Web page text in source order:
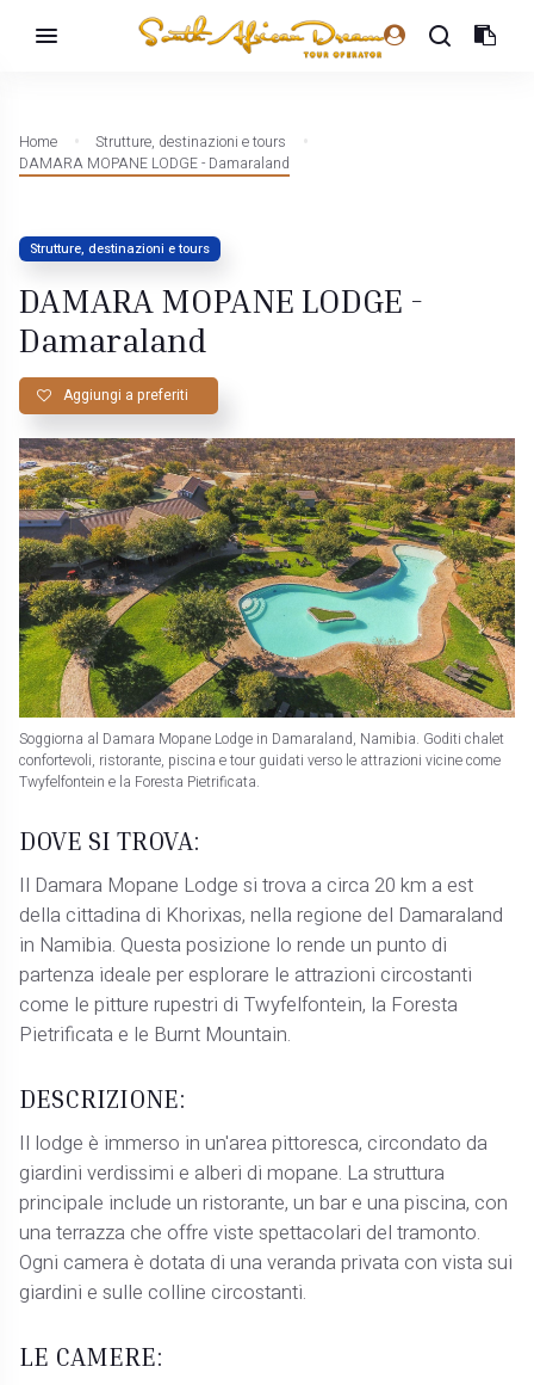
Home
Strutture, destinazioni e tours
DAMARA MOPANE LODGE - Damaraland
Strutture, destinazioni e tours
DAMARA MOPANE LODGE -
Damaraland
Aggiungi a preferiti
Soggiorna al Damara Mopane Lodge in Damaraland, Namibia. Goditi chalet
confortevoli, ristorante, piscina e tour guidati verso le attrazioni vicine come
Twyfelfontein e la Foresta Pietrificata.
DOVE SI TROVA:
Il Damara Mopane Lodge si trova a circa 20 km a est
della cittadina di Khorixas, nella regione del Damaraland
in Namibia. Questa posizione lo rende un punto di
partenza ideale per esplorare le attrazioni circostanti
come le pitture rupestri di Twyfelfontein, la Foresta
Pietrificata e le Burnt Mountain.
DESCRIZIONE:
Il lodge è immerso in un'area pittoresca, circondato da
giardini verdissimi e alberi di mopane. La struttura
principale include un ristorante, un bar e una piscina, con
una terrazza che offre viste spettacolari del tramonto.
Ogni camera è dotata di una veranda privata con vista sui
giardini e sulle colline circostanti.
LE CAMERE: